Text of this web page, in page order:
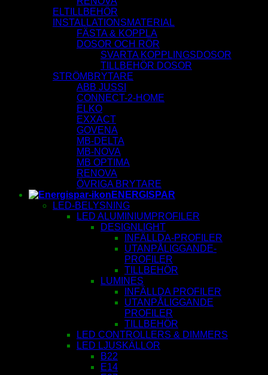
ELTILLBEHÖR
INSTALLATIONSMATERIAL
FÄSTA & KOPPLA
DOSOR OCH RÖR
SVARTA KOPPLINGSDOSOR
TILLBEHÖR DOSOR
STRÖMBRYTARE
ABB JUSSI
CONNECT-2-HOME
ELKO
EXXACT
GOVENA
MB-DELTA
MB-NOVA
MB OPTIMA
RENOVA
ÖVRIGA BRYTARE
ENERGISPAR
LED-BELYSNING
LED ALUMINIUMPROFILER
DESIGNLIGHT
INFÄLLDA-PROFILER
UTANPÅLIGGANDE-
PROFILER
TILLBEHÖR
LUMINES
INFÄLLDA PROFILER
UTANPÅLIGGANDE
PROFILER
TILLBEHÖR
LED CONTROLLERS & DIMMERS
LED LJUSKÄLLOR
B22
E14